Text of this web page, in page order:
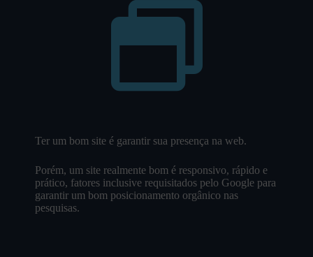
Ter um bom site é garantir sua presença na web.
Porém, um site realmente bom é responsivo, rápido e
prático, fatores inclusive requisitados pelo Google para
garantir um bom posicionamento orgânico nas
pesquisas.